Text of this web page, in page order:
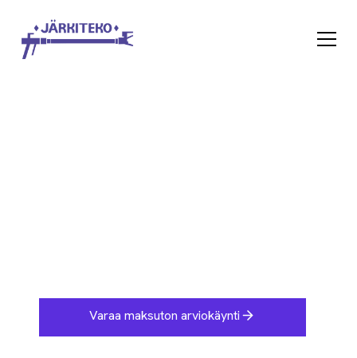
Varaa maksuton arviokäynti